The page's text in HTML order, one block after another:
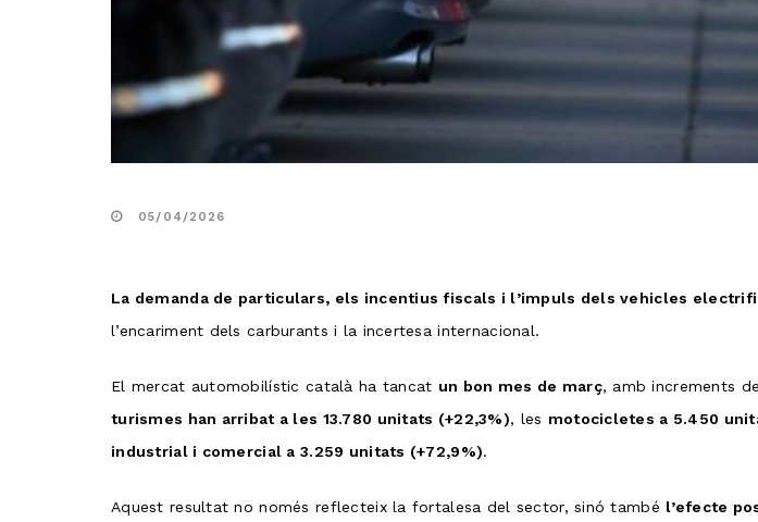
05/04/2026
La demanda de particulars, els incentius fiscals i l’impuls dels vehicles
l’encariment dels carburants i la incertesa internacional.
El mercat automobilístic català ha tancat un bon mes de març, amb increments
turismes han arribat a les 13.780 unitats (+22,3%), les motocicletes a 5.450
industrial i comercial a 3.259 unitats (+72,9%).
Aquest resultat no només reflecteix la fortalesa del sector, sinó també l’efecte